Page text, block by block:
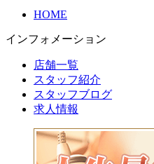
HOME
インフォメーション
店舗一覧
スタッフ紹介
スタッフブログ
求人情報